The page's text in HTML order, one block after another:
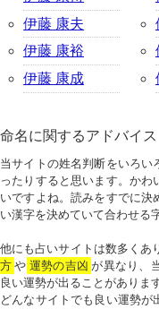
伊藤 康夫
伊藤 康裕
伊藤 康成
命名に関するアドバイス
当サイトの姓名判断をいろ
ったりすると思います。か
いですよね。読みをすでに決
い漢字を決めていて合わせる
他にも占いサイトは数多くあ
方 や 運勢の吉凶 が異なり、
良い運勢が出ることがあります
どんなサイトでも良い運勢